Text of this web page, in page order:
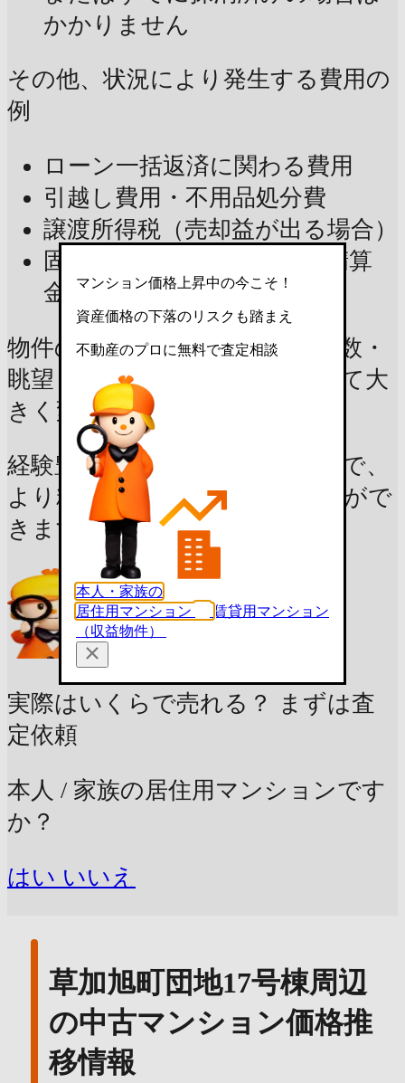
かかりません
その他、状況により発生する費用の
例
ローン一括返済に関わる費用
引越し費用・不用品処分費
譲渡所得税（売却益が出る場合）
固定資産税・都市計画税（精算
金）ほか
物件の市場価値や諸費用は、階数・
眺望・内装の状態や状況によって大
きく変動します。
経験豊富なプロによる無料査定で、
より精度の高い価格を知ることがで
きます。
実際はいくらで売れる？
まずは査
定依頼
本人 / 家族の居住用マンションです
か？
はい いいえ
草加旭町団地17号棟周辺
の中古マンション価格推
移情報
マンション価格上昇中の今こそ！
資産価格の下落のリスクも踏まえ
不動産のプロに無料で査定相談
本人・家族の
居住用マンション
賃貸用マンション
（収益物件）